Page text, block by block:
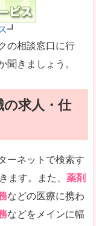
┛
の相談窓口に行
聞きましょう。
求人・仕
ーネットで検索す
ます。また、 薬剤
などの医療に携わ
などをメインに幅